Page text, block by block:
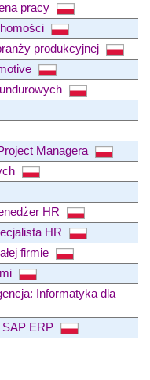
pracy
produkcyjnej
Managera
HR
HR
firmie
Informatyka dla
ERP